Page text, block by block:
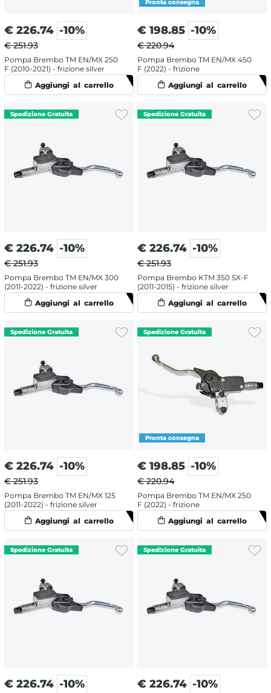
€ 226.74 -10%
€ 251.93
Pompa Brembo TM EN/MX 250
F (2010-2021) - frizione silver
€ 198.85 -10%
€ 220.94
Pompa Brembo TM EN/MX 450
F (2022) - frizione
€ 226.74 -10%
€ 251.93
Pompa Brembo TM EN/MX 300
(2011-2022) - frizione silver
€ 226.74 -10%
€ 251.93
Pompa Brembo KTM 350 SX-F
(2011-2015) - frizione silver
€ 226.74 -10%
€ 251.93
Pompa Brembo TM EN/MX 125
(2011-2022) - frizione silver
€ 198.85 -10%
€ 220.94
Pompa Brembo TM EN/MX 250
F (2022) - frizione
€ 226.74 -10% € 226.74 -10%